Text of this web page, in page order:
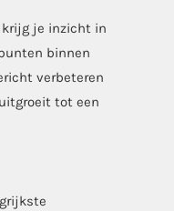
krijg je inzicht in
binnen
verbeteren
tot een